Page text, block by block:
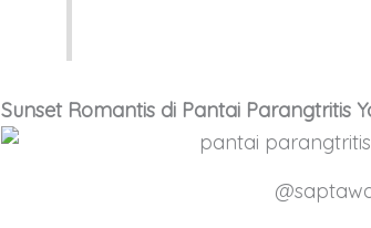
Sunset Romantis di Pantai Parangtritis